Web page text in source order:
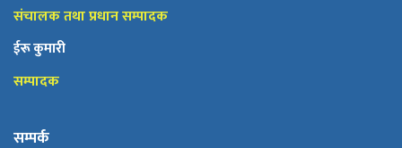
संचालक तथा प्रधान सम्पादक
ईरू कुमारी
सम्पादक
सम्पर्क